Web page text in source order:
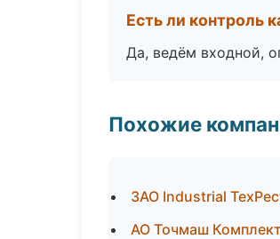
Есть ли контроль
Да, ведём входной,
Похожие
ЗАО Industrial
АО Точмаш